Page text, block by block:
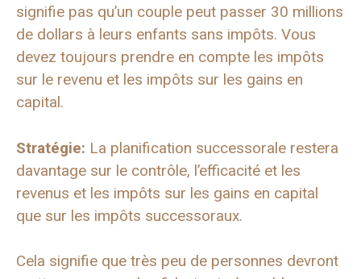
signifie pas qu’un couple peut passer 30 millions
de dollars à leurs enfants sans impôts. Vous
devez toujours prendre en compte les impôts
sur le revenu et les impôts sur les gains en
capital.
Stratégie: La planification successorale restera
davantage sur le contrôle, l’efficacité et les
revenus et les impôts sur les gains en capital
que sur les impôts successoraux.
Cela signifie que très peu de personnes devront